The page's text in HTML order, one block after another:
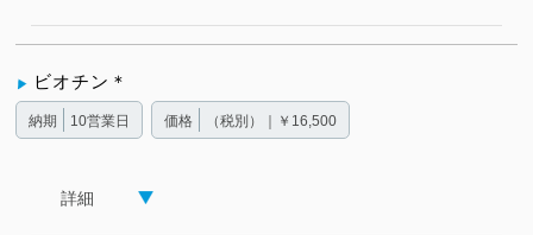
ビオチン＊
納期 10営業日 価格 （税別）｜￥16,500
詳細